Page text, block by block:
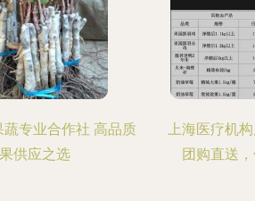
专业合作社 高品质
供应之选
上海医疗机
团购直送